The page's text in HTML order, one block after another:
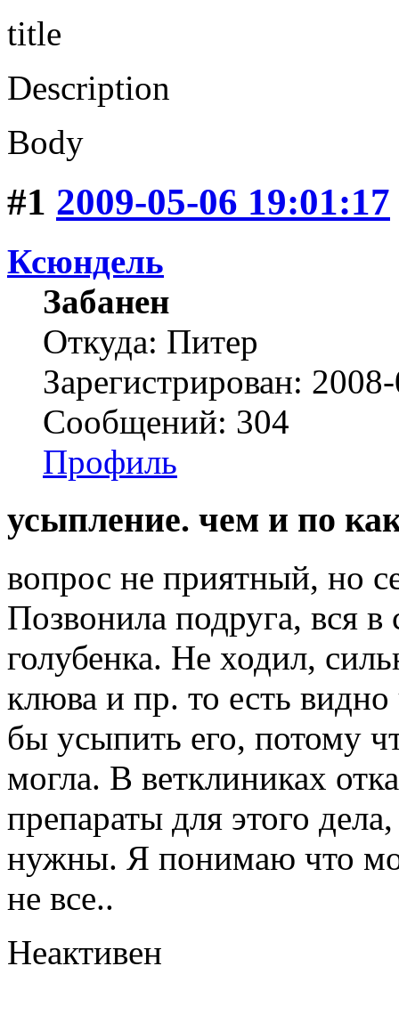
title
Description
Body
#1 2009-05-06 19:01:17
Ксюндель
Забанен
Откуда: Питер
Зарегистрирован:
Сообщений: 304
Профиль
усыпление. чем и по
вопрос не приятный, но
Позвонила подруга, вся в
голубенка. Не ходил,
клюва и пр. то есть
бы усыпить его, потому
могла. В ветклиниках
препараты для этого
нужны. Я понимаю что
не все..
Неактивен